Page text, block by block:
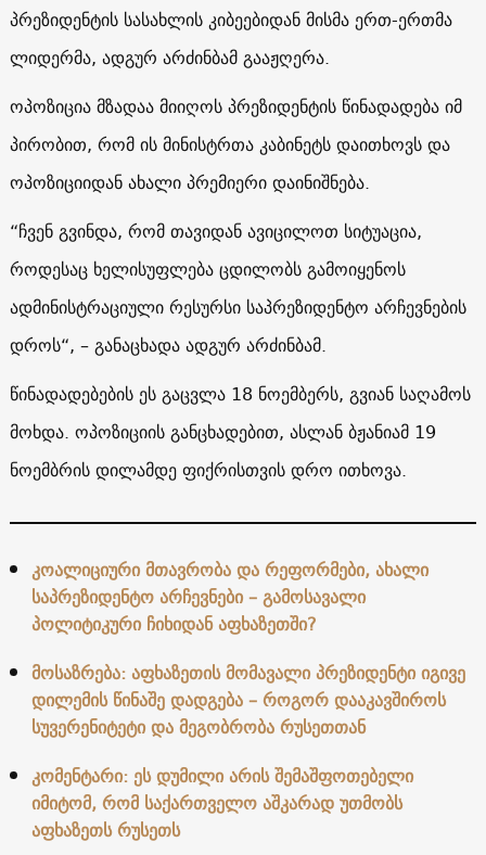
პრეზიდენტის სასახლის კიბეებიდან მისმა ერთ-ერთმა
ლიდერმა, ადგურ არძინბამ გააჟღერა.
ოპოზიცია მზადაა მიიღოს პრეზიდენტის წინადადება იმ
პირობით, რომ ის მინისტრთა კაბინეტს დაითხოვს და
ოპოზიციიდან ახალი პრემიერი დაინიშნება.
“ჩვენ გვინდა, რომ თავიდან ავიცილოთ სიტუაცია,
როდესაც ხელისუფლება ცდილობს გამოიყენოს
ადმინისტრაციული რესურსი საპრეზიდენტო არჩევნების
დროს“, – განაცხადა ადგურ არძინბამ.
წინადადებების ეს გაცვლა 18 ნოემბერს, გვიან საღამოს
მოხდა. ოპოზიციის განცხადებით, ასლან ბჟანიამ 19
ნოემბრის დილამდე ფიქრისთვის დრო ითხოვა.
კოალიციური მთავრობა და რეფორმები, ახალი
საპრეზიდენტო არჩევნები – გამოსავალი
პოლიტიკური ჩიხიდან აფხაზეთში?
მოსაზრება: აფხაზეთის მომავალი პრეზიდენტი იგივე
დილემის წინაშე დადგება – როგორ დააკავშიროს
სუვერენიტეტი და მეგობრობა რუსეთთან
კომენტარი: ეს დუმილი არის შემაშფოთებელი
იმიტომ, რომ საქართველო აშკარად უთმობს
აფხაზეთს რუსეთს